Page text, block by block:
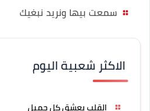
سمعت بيها ونريد نبغيك
الاكثر شعبية اليوم
القلب يعشق كل جميل